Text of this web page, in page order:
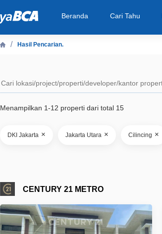
Beranda Cari Tahu
Hasil Pencarian.
Menampilkan 1-12 properti dari total 15
DKI Jakarta × Jakarta Utara × Cilincing ×
CENTURY 21 METRO